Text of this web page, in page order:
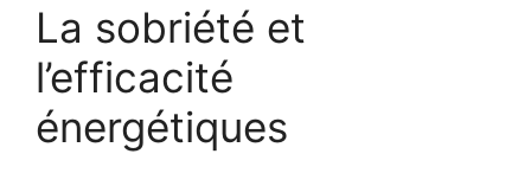
La sobriété et
l’efficacité
énergétiques